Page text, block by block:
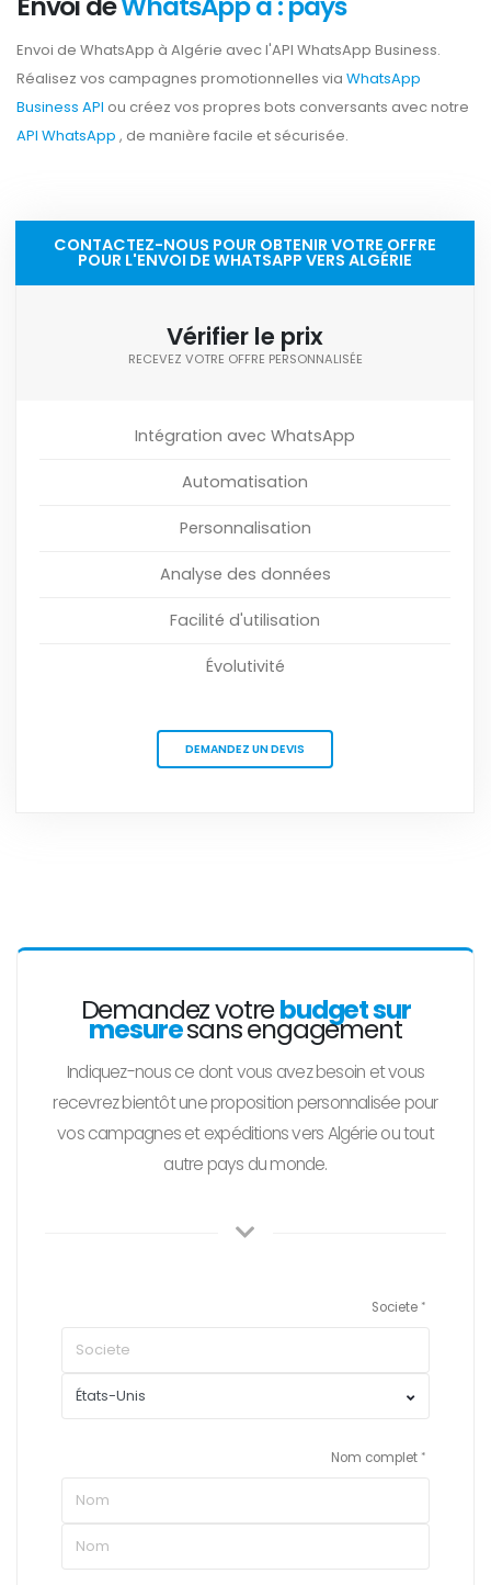
Envoi de WhatsApp à Algérie avec l'API WhatsApp Business.
Réalisez vos campagnes promotionnelles via WhatsApp
Business API ou créez vos propres bots conversants avec notre
API WhatsApp , de manière facile et sécurisée.
CONTACTEZ-NOUS POUR OBTENIR VOTRE OFFRE
POUR L'ENVOI DE WHATSAPP VERS ALGÉRIE
Vérifier le prix
RECEVEZ VOTRE OFFRE PERSONNALISÉE
Intégration avec WhatsApp
Automatisation
Personnalisation
Analyse des données
Facilité d'utilisation
Évolutivité
DEMANDEZ UN DEVIS
Demandez votrebudget sur
mesuresans engagement
Indiquez-nous ce dont vous avez besoin et vous
recevrez bientôt une proposition personnalisée pour
vos campagnes et expéditions vers Algérie ou tout
autre pays du monde.
Societe
Nom complet